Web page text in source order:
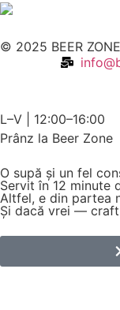
© 2025 BEER
L–V | 12:00–16:00
Prânz la Beer Zone
O supă și un fel
Servit în 12 minute
Altfel, e din partea
Și dacă vrei —